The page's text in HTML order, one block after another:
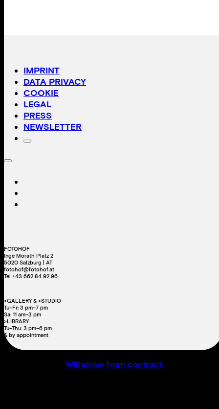
IMPRINT
DATA PRIVACY
COOKIE
LEGAL
PRESS
NEWSLETTER
FOTOHOF
Inge Morath Platz 2
5020 Salzburg | AT
fotohof@fotohof.at
Tel +43 662 84 92 96
>GALLERY & >STUDIO
Tu–Fr: 3 pm–7 pm
Sa: 11 am–3 pm
>LIBRARY
Tu–Thu: 3 pm–6 pm
& by appointment
Withdraw from contract